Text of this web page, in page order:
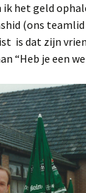
ik het geld
(ons
is dat zijn
“Heb je een